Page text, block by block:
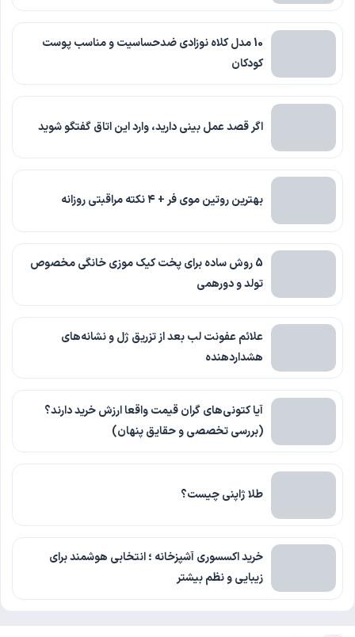
10 مدل کلاه نوزادی ضدحساسیت و مناسب پوست
کودکان
اگر قصد عمل بینی دارید، وارد این اتاق گفتگو شوید
بهترین روتین موی فر + ۴ نکته مراقبتی روزانه
5 روش ساده برای پخت کیک موزی خانگی مخصوص
تولد و دورهمی
علائم عفونت لب بعد از تزریق ژل و نشانه‌های
هشداردهنده
آیا کتونی‌های گران قیمت واقعا ارزش خرید دارند؟
(بررسی تخصصی و حقایق پنهان)
طلا ژاپنی چیست؟
خرید اکسسوری آشپزخانه ؛ انتخابی هوشمند برای
زیبایی و نظم بیشتر